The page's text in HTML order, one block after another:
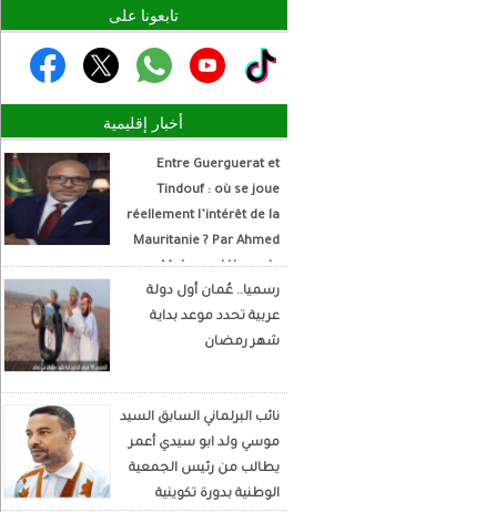
تابعونا على
أخبار إقليمية
Entre Guerguerat et
Tindouf : où se joue
réellement l’intérêt de la
Mauritanie ? Par Ahmed
Mohamed Hamada
Écrivain et analyste
politique
رسميا.. عُمان أول دولة
عربية تحدد موعد بداية
شهر رمضان
نائب البرلماني السابق السيد
موسي ولد ابو سيدي أعمر
يطالب من رئيس الجمعية
الوطنية بدورة تكوينية